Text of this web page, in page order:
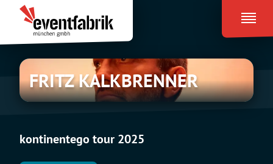
Inhalt
springen
Eventfabrik
München
FRITZ
KALKBRENNER
FRITZ KALKBRENNER
kontinentego tour 2025